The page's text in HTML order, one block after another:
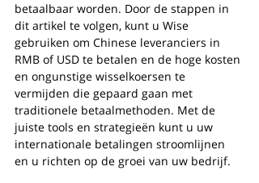
betaalbaar worden. Door de stappen in
dit artikel te volgen, kunt u Wise
gebruiken om Chinese leveranciers in
RMB of USD te betalen en de hoge kosten
en ongunstige wisselkoersen te
vermijden die gepaard gaan met
traditionele betaalmethoden. Met de
juiste tools en strategieën kunt u uw
internationale betalingen stroomlijnen
en u richten op de groei van uw bedrijf.